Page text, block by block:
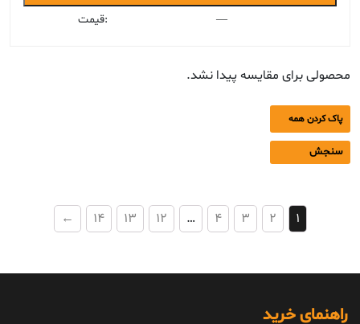
قیمت: —
محصولی برای مقایسه پیدا نشد.
پاک کردن همه
سنجش
1
2
3
4
…
12
13
14
←
راهنمای خرید